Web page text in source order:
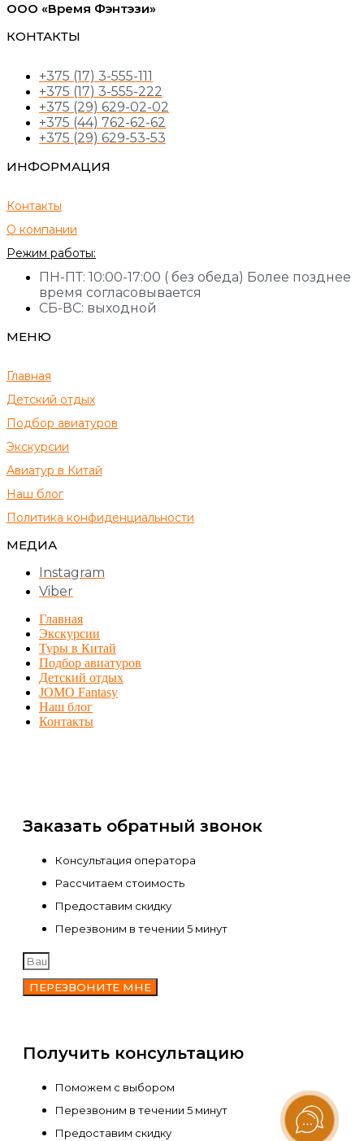
ООО «Время Фэнтэзи»
КОНТАКТЫ
+375 (17) 3-555-111
+375 (17) 3-555-222
+375 (29) 629-02-02
+375 (44) 762-62-62
+375 (29) 629-53-53
ИНФОРМАЦИЯ
Контакты
О компании
Режим работы:
ПН-ПТ: 10:00-17:00 ( без обеда) Более позднее
время согласовывается
СБ-ВС: выходной
МЕНЮ
Главная
Детский отдых
Подбор авиатуров
Экскурсии
Авиатур в Китай
Наш блог
Политика конфиденциальности
МЕДИА
Instagram
Viber
Главная
Экскурсии
Туры в Китай
Подбор авиатуров
Детский отдых
JOMO Fantasy
Наш блог
Контакты
Заказать обратный звонок
Консультация оператора
Рассчитаем стоимость
Предоставим скидку
Перезвоним в течении 5 минут
ПЕРЕЗВОНИТЕ МНЕ
Получить консультацию
Поможем с выбором
Перезвоним в течении 5 минут
Предоставим скидку